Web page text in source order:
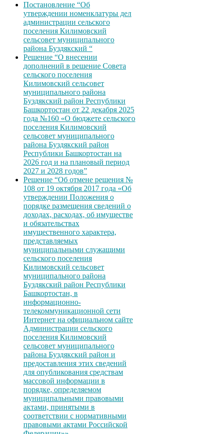
Постановление “Об
утверждении номенклатуры дел
администрации сельского
поселения Килимовский
сельсовет муниципального
района Буздякский “
Решение “О внесении
дополнений в решение Совета
сельского поселения
Килимовский сельсовет
муниципального района
Буздякский район Республики
Башкортостан от 22 декабря 2025
года №160 «О бюджете сельского
поселения Килимовский
сельсовет муниципального
района Буздякский район
Республики Башкортостан на
2026 год и на плановый период
2027 и 2028 годов”
Решение “Об отмене решения №
108 от 19 октября 2017 года «Об
утверждении Положения о
порядке размещения сведений о
доходах, расходах, об имуществе
и обязательствах
имущественного характера,
представляемых
муниципальными служащими
сельского поселения
Килимовский сельсовет
муниципального района
Буздякский район Республики
Башкортостан, в
информационно-
телекоммуникационной сети
Интернет на официальном сайте
Администрации сельского
поселения Килимовский
сельсовет муниципального
района Буздякский район и
предоставления этих сведений
для опубликования средствам
массовой информации в
порядке, определяемом
муниципальными правовыми
актами, принятыми в
соответствии с нормативными
правовыми актами Российской